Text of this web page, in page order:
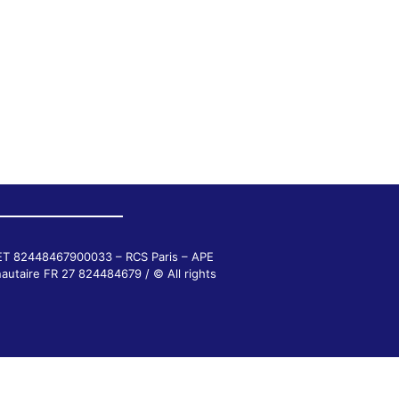
82448467900033 – RCS Paris – APE
FR 27 824484679 / © All rights